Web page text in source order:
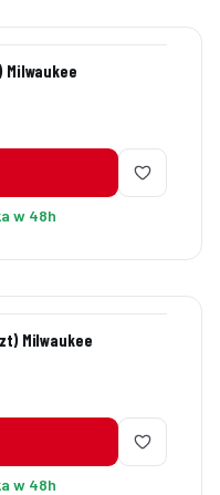
Milwaukee
w 48h
Milwaukee
w 48h